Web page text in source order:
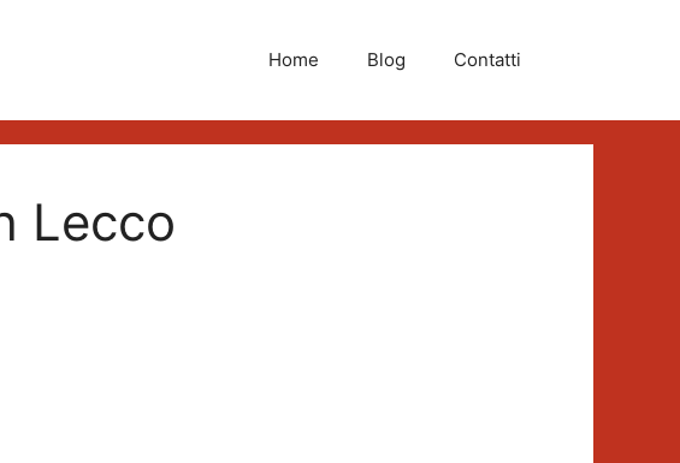
Home Blog Contatti
Lecco